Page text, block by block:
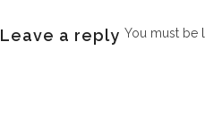
Leave a reply You must be